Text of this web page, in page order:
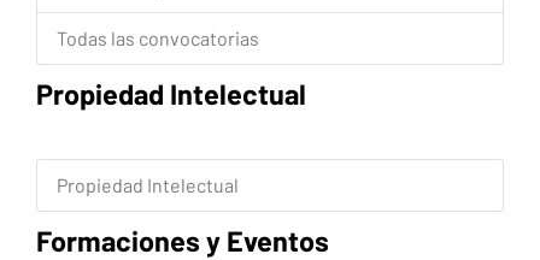
Todas las convocatorias
Propiedad Intelectual
Propiedad Intelectual
Formaciones y Eventos